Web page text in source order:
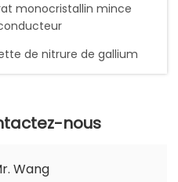
monocristallin mince
de nitrure de gallium
nous
Wang